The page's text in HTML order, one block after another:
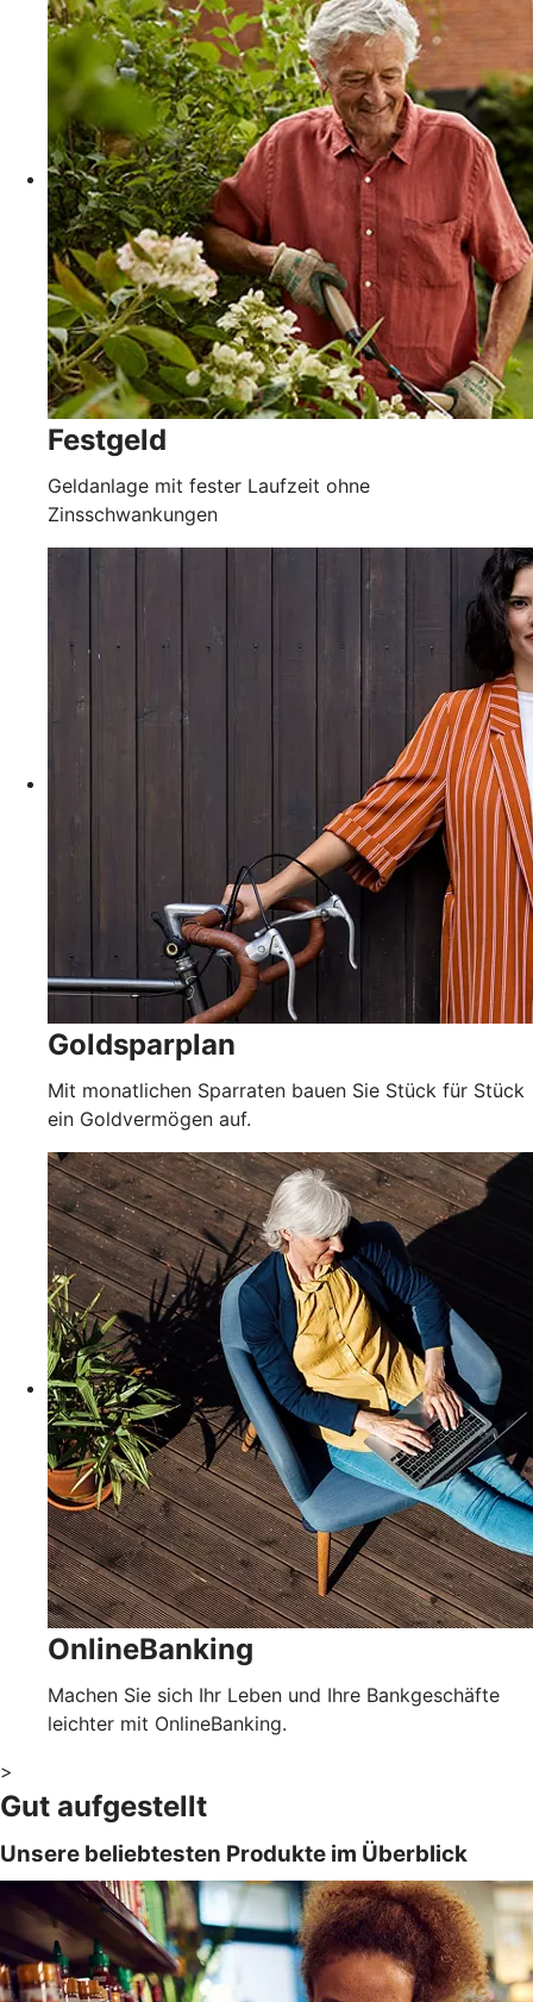
Festgeld
Geldanlage mit fester Laufzeit ohne
Zinsschwankungen
Goldsparplan
Mit monatlichen Sparraten bauen Sie Stück für Stück
ein Goldvermögen auf.
OnlineBanking
Machen Sie sich Ihr Leben und Ihre Bankgeschäfte
leichter mit OnlineBanking.
>
Gut aufgestellt
Unsere beliebtesten Produkte im Überblick